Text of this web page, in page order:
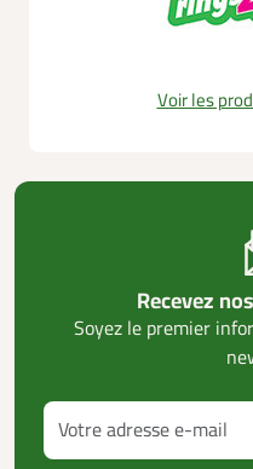
Voir les
Recevez
Soyez le premier